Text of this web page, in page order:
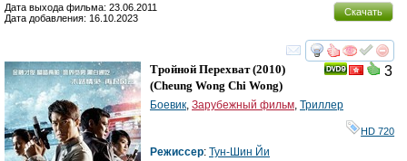
Скачать
Дата выхода фильма: 23.06.2011
Дата добавления: 16.10.2023
смотреть
3
Тройной Перехват(2010)
(Cheung Wong Chi Wong)
Боевик Зарубежный фильм Триллер
HD 720
Режиссер: Тун-Шин Йи